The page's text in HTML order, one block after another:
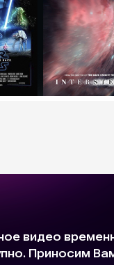
Купить билеты